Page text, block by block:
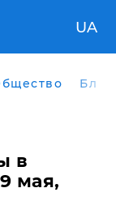
UA
в
мая,